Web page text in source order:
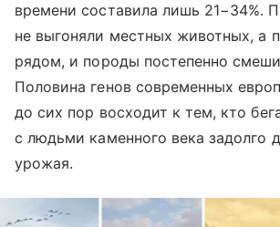
времени составила лишь 21−34%.
не выгоняли местных животных, а
рядом, и породы постепенно
Половина генов современных
до сих пор восходит к тем, кто
с людьми каменного века задолго
урожая.